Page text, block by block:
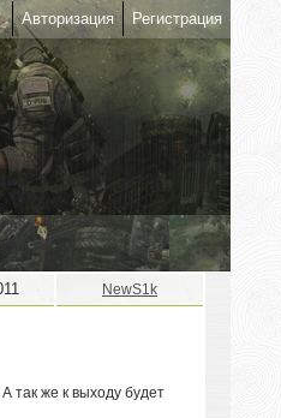
Авторизация Регистрация
NewS1k
так же к выходу будет